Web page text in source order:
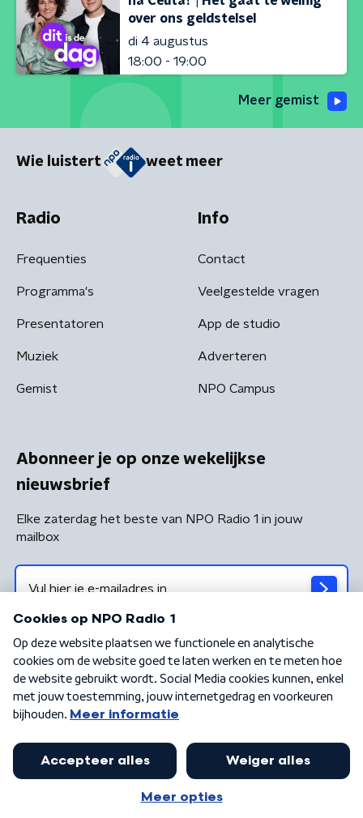
over ons geldstelsel
di 4 augustus
18:00 - 19:00
Meer gemist
Wie luistert weet meer
Radio
Frequenties
Programma's
Presentatoren
Muziek
Gemist
Info
Contact
Veelgestelde vragen
App de studio
Adverteren
NPO Campus
Abonneer je op onze wekelijkse
nieuwsbrief
Elke zaterdag het beste van NPO Radio 1 in jouw
mailbox
Algemene voorwaarden